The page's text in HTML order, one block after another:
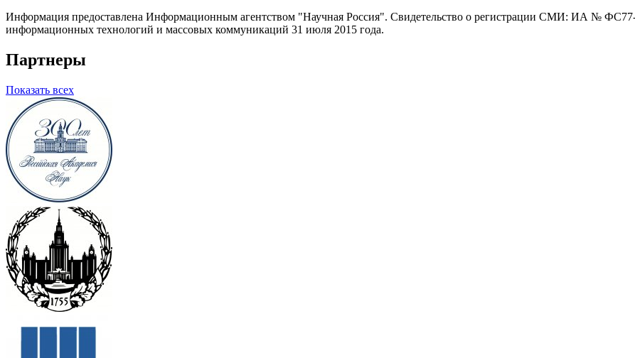
Информация предоставлена Информационным агентством "Научная Россия". Свидетельство о регистрации СМИ: ИА № ФС77-
информационных технологий и массовых коммуникаций 31 июля 2015 года.
Партнеры
Показать всех